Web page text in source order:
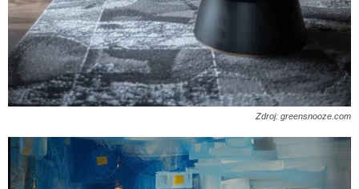
Zdroj: greensnooze.com